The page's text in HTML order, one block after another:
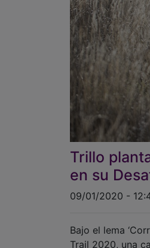
Trillo
en su
09/01/2020 -
Bajo el lema
Trail 2020, una